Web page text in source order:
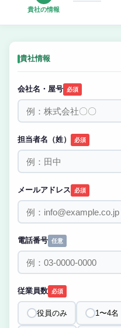
貴社の情報
貴社情報
会社名・屋号 必須
担当者名（姓） 必須
メールアドレス 必須
電話番号 任意
従業員数 必須
役員のみ 1〜4名